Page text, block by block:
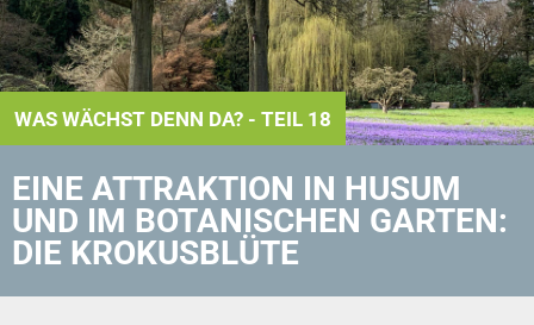
WAS WÄCHST DENN DA? - TEIL 18
EINE ATTRAKTION IN HUSUM
UND IM BOTANISCHEN GARTEN:
DIE KROKUSBLÜTE